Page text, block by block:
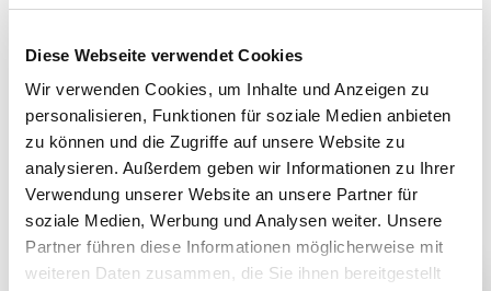
Diese Webseite verwendet Cookies
Wir verwenden Cookies, um Inhalte und Anzeigen zu
personalisieren, Funktionen für soziale Medien anbieten
zu können und die Zugriffe auf unsere Website zu
analysieren. Außerdem geben wir Informationen zu Ihrer
Verwendung unserer Website an unsere Partner für
soziale Medien, Werbung und Analysen weiter. Unsere
Partner führen diese Informationen möglicherweise mit
weiteren Daten zusammen, die Sie ihnen bereitgestellt
All unsere Schuhe sind
auf die Bedürfnisse
von Kindern
ausgerichtet. Sie
bieten optimalen Halt,
fördern die natürliche
Fußentwicklung und
sind aus